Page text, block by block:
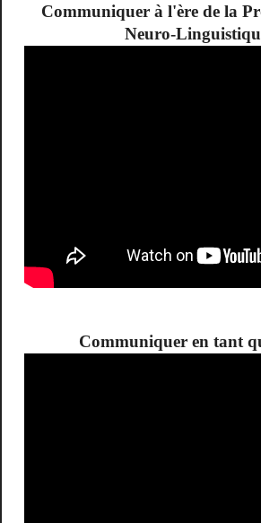
Communiquer à l'ère de la
Neuro-
Communiquer en tant